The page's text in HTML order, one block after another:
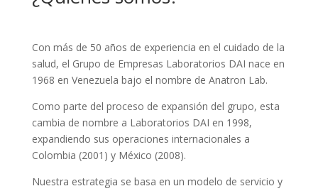
Con más de 50 años de experiencia en el cuidado de la
salud, el Grupo de Empresas Laboratorios DAI nace en
1968 en Venezuela bajo el nombre de Anatron Lab.
Como parte del proceso de expansión del grupo, esta
cambia de nombre a Laboratorios DAI en 1998,
expandiendo sus operaciones internacionales a
Colombia (2001) y México (2008).
Nuestra estrategia se basa en un modelo de servicio y